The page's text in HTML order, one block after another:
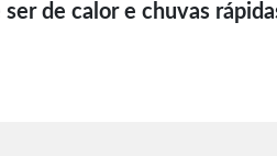
ser de calor e chuvas